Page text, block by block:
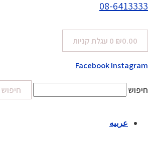
08-6413333
₪0.00
0 עגלת קניות
FacebookInstagram
חיפוש חיפוש
عربيه